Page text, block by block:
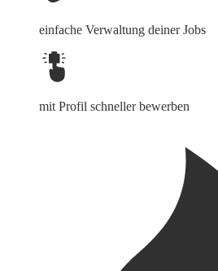
einfache Verwaltung deiner Jobs
mit Profil schneller bewerben